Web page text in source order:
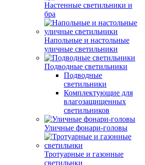
Настенные светильники и
бра
Напольные и настольные
уличные светильники
Подводные светильники
Подводные
светильники
Комплектующие для
влагозащищенных
светильников
Уличные фонари-головы
Тротуарные и газонные
светильнки